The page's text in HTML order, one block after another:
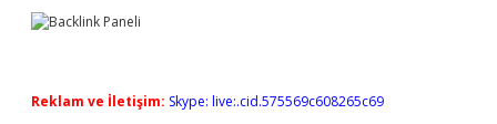
Reklam ve İletişim: Skype: live:.cid.575569c608265c69